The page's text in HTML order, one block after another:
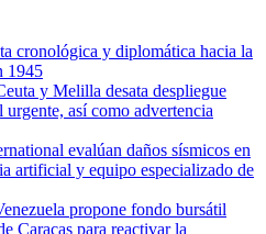
cronológica y diplomática hacia la
1945
y Melilla desata despliegue
así como advertencia
evalúan daños sísmicos en
artificial y equipo especializado de
propone fondo bursátil
Caracas para reactivar la